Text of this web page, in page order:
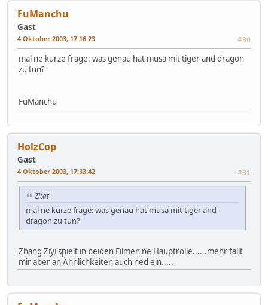
FuManchu
Gast
4 Oktober 2003, 17:16:23 #30
mal ne kurze frage: was genau hat musa mit tiger and dragon
zu tun?
FuManchu
HolzCop
Gast
4 Oktober 2003, 17:33:42 #31
Zitat
mal ne kurze frage: was genau hat musa mit tiger and
dragon zu tun?
Zhang Ziyi spielt in beiden Filmen ne Hauptrolle......mehr fällt
mir aber an Ähnlichkeiten auch ned ein.....